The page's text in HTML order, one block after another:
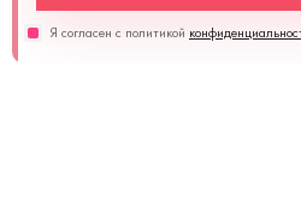
Я согласен с политикой